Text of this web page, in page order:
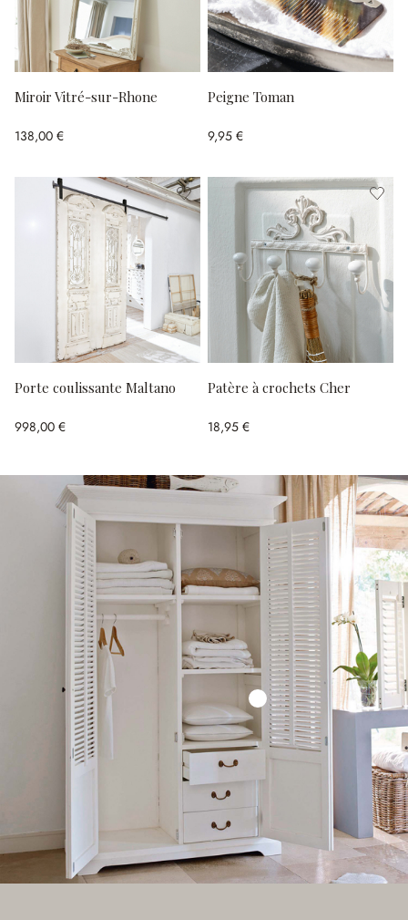
Miroir Vitré-sur-Rhone
138,00 €
Peigne Toman
9,95 €
Porte coulissante Maltano
998,00 €
Patère à crochets Cher
18,95 €